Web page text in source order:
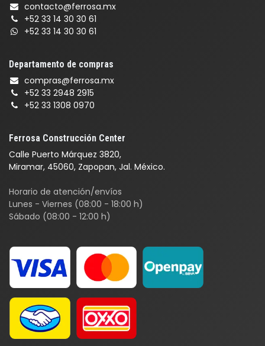
Ferrosa Construcción Center
Calle Puerto Márquez 3820,
Miramar, 45060, Zapopan, Jal. México.
Horario de atención/envíos
Lunes - Viernes (08:00 - 18:00 h)
Sábado (08:00 - 12:00 h)
contacto@ferrosa.mx
+52 33 14 30 30 61
+52 33 14 30 30 61
Departamento de compras
compras@ferrosa.mx
+52 33 2948 2915
+52 33 1308 0970